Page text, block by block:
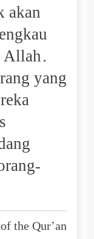
akan
Allah.
yang
the Qur’an: